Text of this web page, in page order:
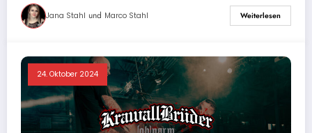
Jana Stahl und Marco Stahl Weiterlesen
24. Oktober 2024